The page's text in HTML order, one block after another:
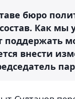
бюро
Как
поддержать
внести